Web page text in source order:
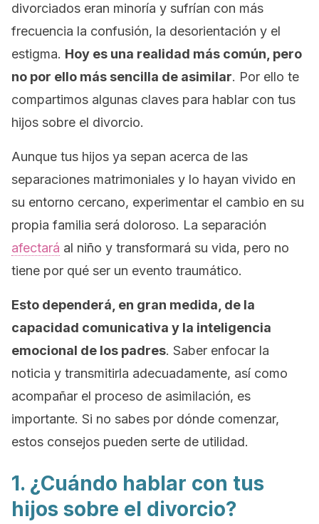
divorciados eran minoría y sufrían con más
frecuencia la confusión, la desorientación y el
estigma. Hoy es una realidad más común, pero
no por ello más sencilla de asimilar. Por ello te
compartimos algunas claves para hablar con tus
hijos sobre el divorcio.
Aunque tus hijos ya sepan acerca de las
separaciones matrimoniales y lo hayan vivido en
su entorno cercano, experimentar el cambio en su
propia familia será doloroso. La separación
afectará al niño y transformará su vida, pero no
tiene por qué ser un evento traumático.
Esto dependerá, en gran medida, de la
capacidad comunicativa y la inteligencia
emocional de los padres. Saber enfocar la
noticia y transmitirla adecuadamente, así como
acompañar el proceso de asimilación, es
importante. Si no sabes por dónde comenzar,
estos consejos pueden serte de utilidad.
1. ¿Cuándo hablar con tus
hijos sobre el divorcio?